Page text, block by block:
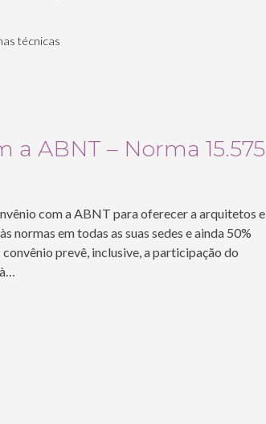
técnicas
a ABNT – Norma 15.575
com a ABNT para oferecer a arquitetos e
normas em todas as suas sedes e ainda 50%
prevê, inclusive, a participação do